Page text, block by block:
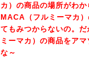
カ）の商品の場所がわ
MACA（フルミーマカ
てもみつからないの。
ミーマカ）の商品をア
な～